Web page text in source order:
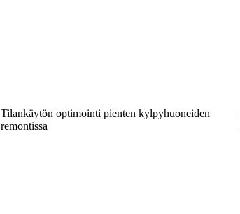
Tilankäytön optimointi pienten kylpyhuoneiden
remontissa